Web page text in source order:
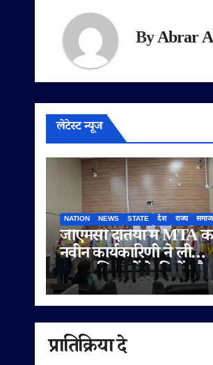
ByAbrar
लेटेस्ट न्यूज
NATION NEWS STATE देश राज्य समाज
जीएमसी दतिया में MTA
नवीन कार्यकारिणी ने ली
शपथ, शिक्षकों के हितों और
मेडिकल शिक्षा की गुणवत्ता
दिया जोर
प्रातिक्रिया दे